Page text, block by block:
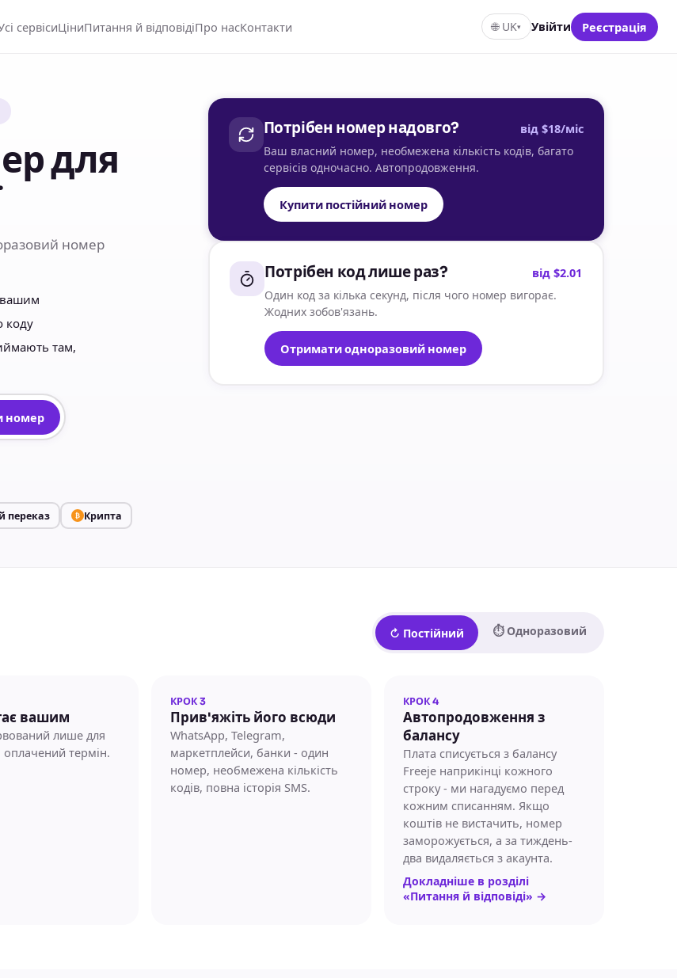
сервісиЦіниПитання й відповідіПро насКонтакти 🌐 UK▾ Увійти Реєстрація
для
номер
вашим
коду
там,
номер
Потрібен номер надовго? від $18/міс
Ваш власний номер, необмежена кількість кодів, багато
сервісів одночасно. Автопродовження.
Купити постійний номер
Потрібен код лише раз? від $2.01
Один код за кілька секунд, після чого номер вигорає.
Жодних зобов'язань.
Отримати одноразовий номер
переказ ₿ Крипта
↻ Постійний ⏱ Одноразовий
вашим
лише для
оплачений термін.
КРОК 3
Прив'яжіть його всюди
WhatsApp, Telegram,
маркетплейси, банки - один
номер, необмежена кількість
кодів, повна історія SMS.
КРОК 4
Автопродовження з
балансу
Плата списується з балансу
Freeje наприкінці кожного
строку - ми нагадуємо перед
кожним списанням. Якщо
коштів не вистачить, номер
заморожується, а за тиждень-
два видаляється з акаунта.
Докладніше в розділі
«Питання й відповіді» →